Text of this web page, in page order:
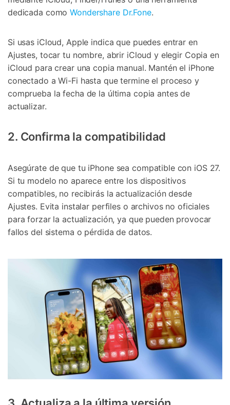
dedicada comoWondershare Dr.Fone.
Si usas iCloud, Apple indica que puedes entrar en
Ajustes, tocar tu nombre, abrir iCloud y elegir Copia en
iCloud para crear una copia manual. Mantén el iPhone
conectado a Wi-Fi hasta que termine el proceso y
comprueba la fecha de la última copia antes de
actualizar.
2. Confirma la compatibilidad
Asegúrate de que tu iPhone sea compatible con iOS 27.
Si tu modelo no aparece entre los dispositivos
compatibles, no recibirás la actualización desde
Ajustes. Evita instalar perfiles o archivos no oficiales
para forzar la actualización, ya que pueden provocar
fallos del sistema o pérdida de datos.